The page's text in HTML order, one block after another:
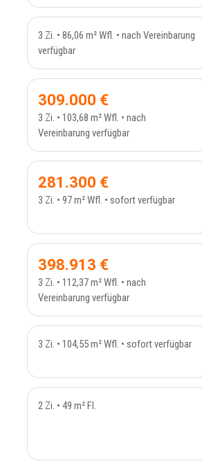
VERKAUFT
ETAGENWOHNUNG - 276_8
3 Zi. • 86,06 m² Wfl. • nach Vereinbarung
verfügbar
VERKAUFT
ERDGESCHOSS - 234_30
309.000 €
3 Zi. • 103,68 m² Wfl. • nach
Vereinbarung verfügbar
MAISONETTE - 401
281.300 €
3 Zi. • 97 m² Wfl. • sofort verfügbar
VERKAUFT
DACHGESCHOSS - 234_29
398.913 €
3 Zi. • 112,37 m² Wfl. • nach
Vereinbarung verfügbar
VERKAUFT
ETAGENWOHNUNG - 234_27
3 Zi. • 104,55 m² Wfl. • sofort verfügbar
VERKAUFT
BÜROFLÄCHE - 181
2 Zi. • 49 m² Fl.